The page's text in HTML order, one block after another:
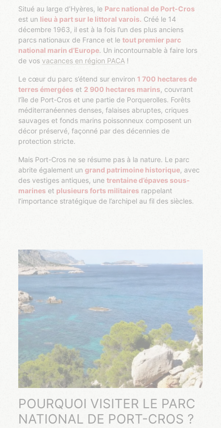
Situé au large d’Hyères, le Parc national de Port-Cros
est un lieu à part sur le littoral varois. Créé le 14
décembre 1963, il est à la fois l’un des plus anciens
parcs nationaux de France et letout premier parc
national marin d’Europe. Un incontournable à faire lors
de vos vacances en région PACA !
Le cœur du parc s’étend sur environ 1 700 hectares de
terres émergées et 2 900 hectares marins, couvrant
l’île de Port-Cros et une partie de Porquerolles. Forêts
méditerranéennes denses, falaises abruptes, criques
sauvages et fonds marins poissonneux composent un
décor préservé, façonné par des décennies de
protection stricte.
Mais Port-Cros ne se résume pas à la nature. Le parc
abrite également ungrand patrimoine historique, avec
des vestiges antiques, unetrentaine d’épaves sous-
marines et plusieurs forts militaires rappelant
l’importance stratégique de l’archipel au fil des siècles.
POURQUOI VISITER LE PARC
NATIONAL DE PORT-CROS ?